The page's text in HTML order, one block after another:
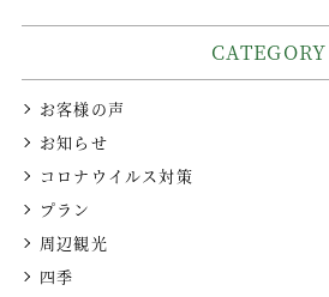
CATEGORY
お客様の声
お知らせ
コロナウイルス対策
プラン
周辺観光
四季